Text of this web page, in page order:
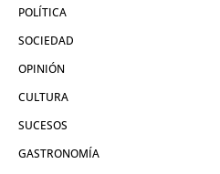
POLÍTICA
SOCIEDAD
OPINIÓN
CULTURA
SUCESOS
GASTRONOMÍA